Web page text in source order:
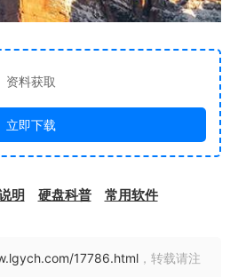
资料获取
立即下载
明 硬盘科普 常用软件
17786.html ，转载请注